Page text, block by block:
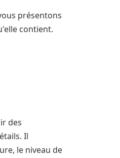
présentons
contient.
des
Il
le niveau de